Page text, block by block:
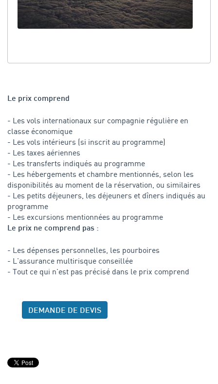
Le prix comprend
- Les vols internationaux sur compagnie régulière en
classe économique
- Les vols intérieurs (si inscrit au programme)
- Les taxes aériennes
- Les transferts indiqués au programme
- Les hébergements et chambre mentionnés, selon les
disponibilités au moment de la réservation, ou similaires
- Les petits déjeuners, les déjeuners et dîners indiqués au
programme
- Les excursions mentionnées au programme
Le prix ne comprend pas :
- Les dépenses personnelles, les pourboires
- L'assurance multirisque conseillée
- Tout ce qui n'est pas précisé dans le prix comprend
DEMANDE DE DEVIS